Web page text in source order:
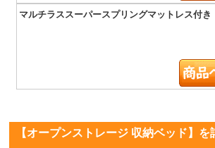
【オープンストレージ 収納ベッド】